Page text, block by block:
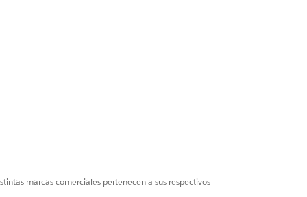
a domicilio del tipo de uso
marcas comerciales pertenecen a sus respectivos